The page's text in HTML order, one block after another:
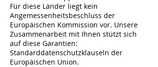
Für diese Länder liegt kein
Angemessenheitsbeschluss der
Europäischen Kommission vor. Unsere
Zusammenarbeit mit Ihnen stützt sich
auf diese Garantien:
Standarddatenschutzklauseln der
Europäischen Union.